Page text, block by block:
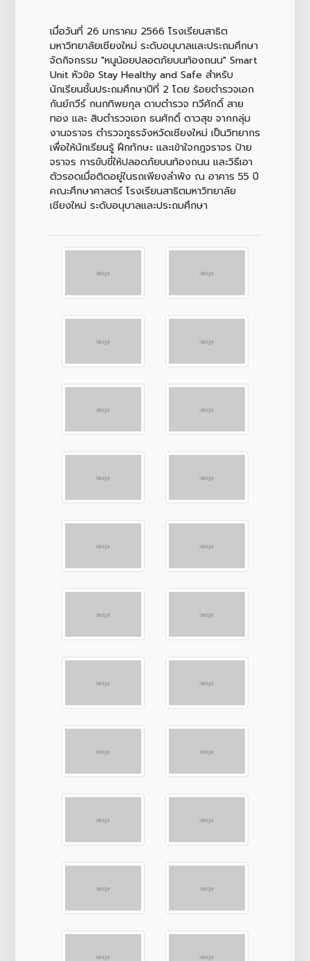
เมื่อวันที่ 26 มกราคม 2566 โรงเรียนสาธิต
มหาวิทยาลัยเชียงใหม่ ระดับอนุบาลและประถมศึกษา
จัดกิจกรรม "หนูน้อยปลอดภัยบนท้องถนน" Smart
Unit หัวข้อ Stay Healthy and Safe สำหรับ
นักเรียนชั้นประถมศึกษาปีที่ 2 โดย ร้อยตำรวจเอก
กันย์กวีร์ กนกทิพยกุล ดาบตำรวจ ทวีศักดิ์ สาย
ทอง และ สิบตำรวจเอก ธนศักดิ์ ดาวสุข จากกลุ่ม
งานจราจร ตำรวจภูธรจังหวัดเชียงใหม่ เป็นวิทยากร
เพื่อให้นักเรียนรู้ ฝึกทักษะ และเข้าใจกฎจราจร ป้าย
จราจร การขับขี่ให้ปลอดภัยบนท้องถนน และวิธีเอา
ตัวรอดเมื่อติดอยู่ในรถเพียงลำพัง ณ อาคาร 55 ปี
คณะศึกษาศาสตร์ โรงเรียนสาธิตมหาวิทยาลัย
เชียงใหม่ ระดับอนุบาลและประถมศึกษา